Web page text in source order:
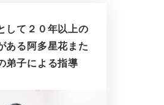
して２０年以上の
ある阿多星花また
弟子による指導